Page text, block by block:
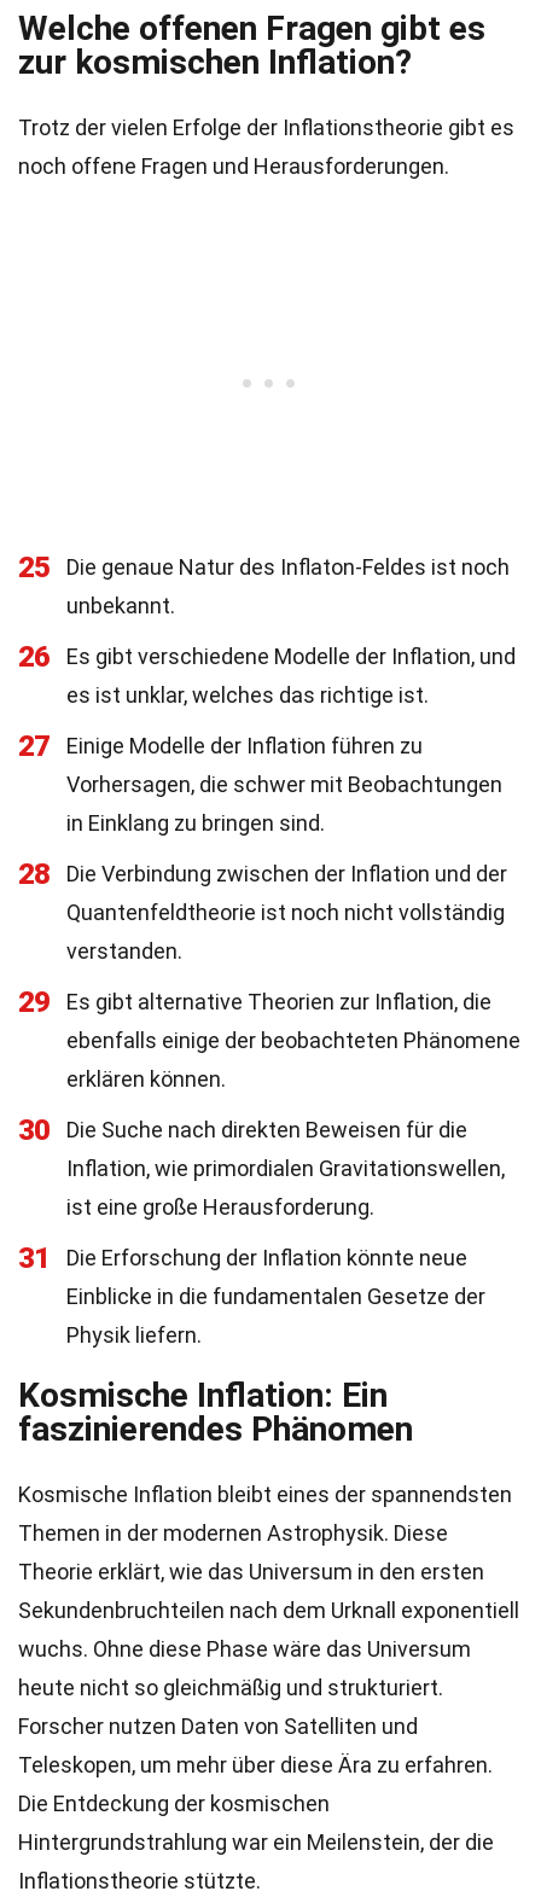
Welche offenen Fragen gibt es
zur kosmischen Inflation?
Trotz der vielen Erfolge der Inflationstheorie gibt es
noch offene Fragen und Herausforderungen.
25
Die genaue Natur des Inflaton-Feldes ist noch
unbekannt.
26
Es gibt verschiedene Modelle der Inflation, und
es ist unklar, welches das richtige ist.
27
Einige Modelle der Inflation führen zu
Vorhersagen, die schwer mit Beobachtungen
in Einklang zu bringen sind.
28
Die Verbindung zwischen der Inflation und der
Quantenfeldtheorie ist noch nicht vollständig
verstanden.
29
Es gibt alternative Theorien zur Inflation, die
ebenfalls einige der beobachteten Phänomene
erklären können.
30
Die Suche nach direkten Beweisen für die
Inflation, wie primordialen Gravitationswellen,
ist eine große Herausforderung.
31
Die Erforschung der Inflation könnte neue
Einblicke in die fundamentalen Gesetze der
Physik liefern.
Kosmische Inflation: Ein
faszinierendes Phänomen
Kosmische Inflation bleibt eines der spannendsten
Themen in der modernen Astrophysik. Diese
Theorie erklärt, wie das Universum in den ersten
Sekundenbruchteilen nach dem Urknall exponentiell
wuchs. Ohne diese Phase wäre das Universum
heute nicht so gleichmäßig und strukturiert.
Forscher nutzen Daten von Satelliten und
Teleskopen, um mehr über diese Ära zu erfahren.
Die Entdeckung der kosmischen
Hintergrundstrahlung war ein Meilenstein, der die
Inflationstheorie stützte.